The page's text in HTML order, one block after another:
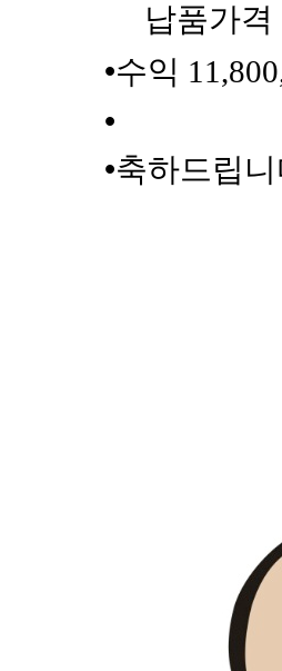
납품가격
•수익
•
•축하드립